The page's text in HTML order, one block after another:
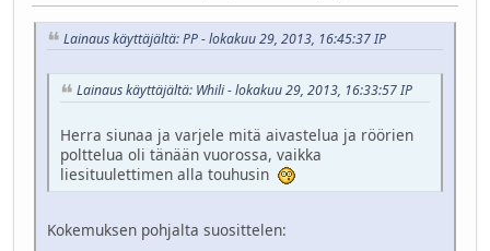
Lainaus käyttäjältä: PP - lokakuu 29, 2013, 16:45:37 IP
Lainaus käyttäjältä: Whili - lokakuu 29, 2013, 16:33:57 IP
Herra siunaa ja varjele mitä aivastelua ja röörien
polttelua oli tänään vuorossa, vaikka
liesituulettimen alla touhusin
Kokemuksen pohjalta suosittelen: